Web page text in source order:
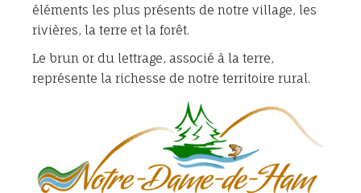
éléments les plus présents de notre village, les
rivières, la terre et la forêt.
Le brun or du lettrage, associé à la terre,
représente la richesse de notre territoire rural.